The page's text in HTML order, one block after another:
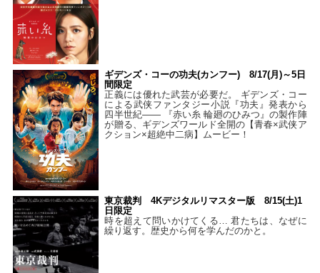
ギデンズ・コーの功夫(カンフー) 8/17(月)～5日
間限定
正義には優れた武芸が必要だ。 ギデンズ・コー
による武侠ファンタジー小説『功夫』発表から
四半世紀―― 『赤い糸 輪廻のひみつ』の製作陣
が贈る、ギデンズワールド全開の【青春×武侠ア
クション×超絶中二病】ムービー！
東京裁判 4Kデジタルリマスター版 8/15(土)1
日限定
時を超えて問いかけてくる… 君たちは、なぜに
繰り返す。歴史から何を学んだのかと。